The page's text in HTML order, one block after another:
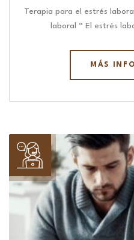
Terapia para el estrés
laboral “ El estrés
MÁS